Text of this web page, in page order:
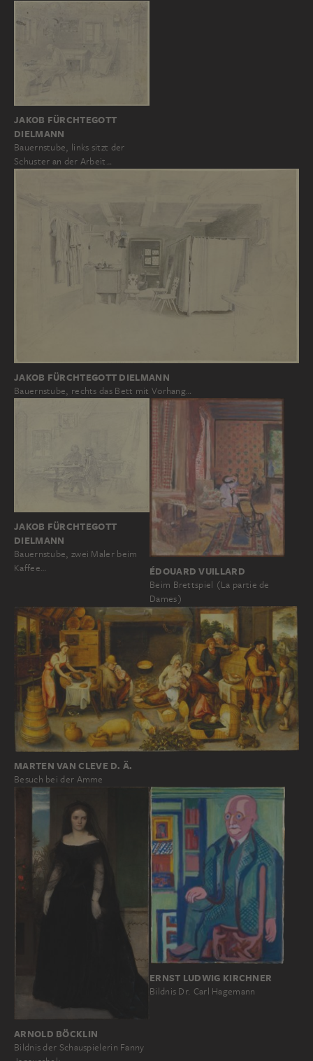
JAKOB FÜRCHTEGOTT
DIELMANN
Bauernstube, links sitzt der
Schuster an der Arbeit…
JAKOB FÜRCHTEGOTT DIELMANN
Bauernstube, rechts das Bett mit Vorhang…
JAKOB FÜRCHTEGOTT
DIELMANN
Bauernstube, zwei Maler beim
Kaffee…
ÉDOUARD VUILLARD
Beim Brettspiel (La partie de
Dames)
MARTEN VAN CLEVE D. Ä.
Besuch bei der Amme
ARNOLD BÖCKLIN
Bildnis der Schauspielerin Fanny
ERNST LUDWIG KIRCHNER
Bildnis Dr. Carl Hagemann